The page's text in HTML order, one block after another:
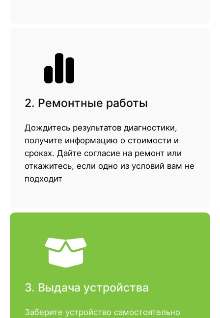
2. Ремонтные работы
Дождитесь результатов диагностики,
получите информацию о стоимости и
сроках. Дайте согласие на ремонт или
откажитесь, если одно из условий вам не
подходит
3. Выдача устройства
Заберите устройство самостоятельно